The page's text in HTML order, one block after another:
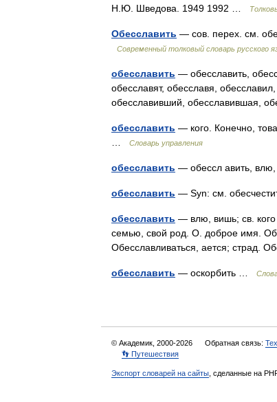
Н.Ю. Шведова. 1949 1992 …
Обесславить — сов. перех. см.
Современный толковый словарь русского
обесславить — обесславить,
обесславят, обесславя,
обесславивший, обесславившая,
обесславить — кого. Конечно,
Словарь управления
обесславить — обессл авить,
обесславить — Syn: см.
обесславить — влю, вишь; св.
семью, свой род. О. доброе имя.
Обесславливаться, ается; страд.
обесславить — оскорбить …
© Академик, 2000-2026 Обратная связь:
👣 Путешествия
Экспорт словарей на сайты , сделанные на